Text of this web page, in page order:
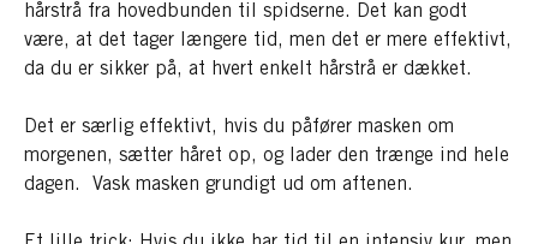
hårstrå fra hovedbunden til spidserne. Det kan godt
være, at det tager længere tid, men det er mere effektivt,
da du er sikker på, at hvert enkelt hårstrå er dækket.
Det er særlig effektivt, hvis du påfører masken om
morgenen, sætter håret op, og lader den trænge ind hele
dagen. Vask masken grundigt ud om aftenen.